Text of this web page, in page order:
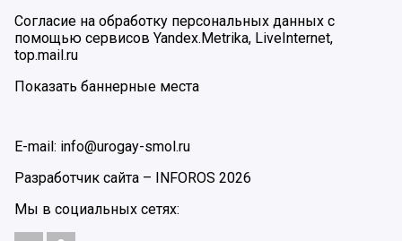
Согласие на обработку персональных данных с
помощью сервисов Yandex.Metrika, LiveInternet,
top.mail.ru
Показать баннерные места
E-mail: info@urogay-smol.ru
Разработчик сайта –
INFOROS 2026
Мы в социальных сетях: